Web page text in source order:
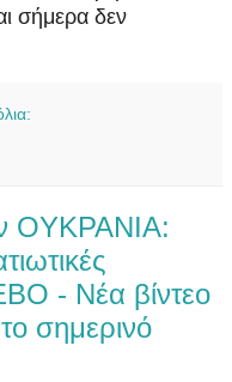
σήμερα δεν
OYKPANIA:
- Νέα βίντεο
σημερινό